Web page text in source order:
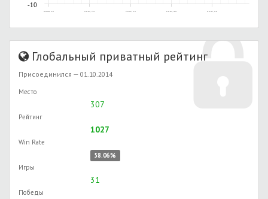
22.06.2016, 13:05 23.02.2017, 17:19 27.02.2017, 13:13 01.03.2017, 18:56 03.03.2017, 22:41
-10
Глобальный приватный рейтинг
Присоединился — 01.10.2014
Место
307
Рейтинг
1027
Win Rate
58.06%
Игры
31
Победы